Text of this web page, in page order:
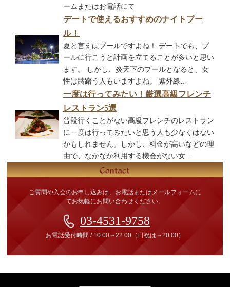
ームまたはお電話にて
デートで使えるおすすめのナイトプー
ル！
夏と言えばプールですよね！ デートでも、プ
ールに行こうと計画を立てることが多いと思い
ます。 しかし、炎天下のプールとなると、女
性は躊躇う人もいますよね。 紫外線…
一度は行ってみたい！厳選高級フレンチ
レストラン5選
普段行くことがない高級フレンチのレストラン
に一度は行ってみたいと思う人も少なくはない
かもしれません。しかし、料金が高いなどの理
由で、なかなか利用する機会がない女…
ご質問や入会のお申し込みは、お電話またはメールフォームに
てお気軽にお問い合わせください。
03-4531-9758
お電話受付時間 / 10:00～22:00（日祝は～20:00）